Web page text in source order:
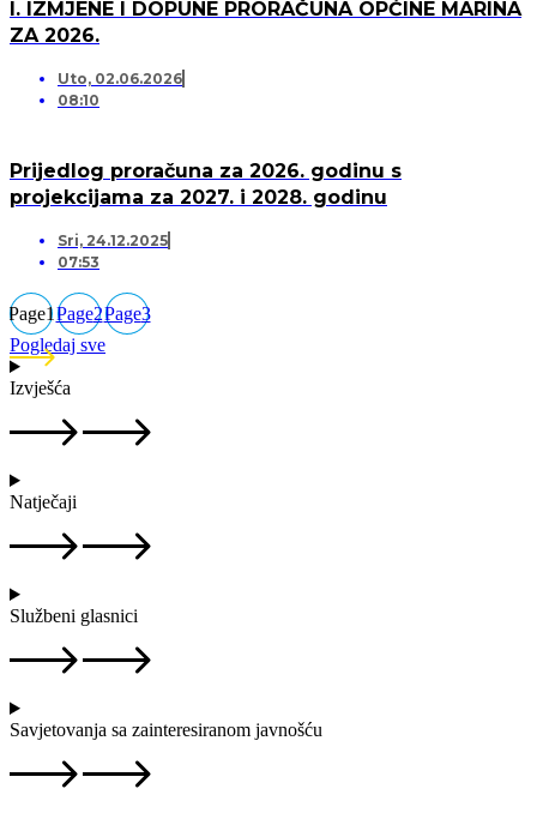
I. IZMJENE I DOPUNE PRORAČUNA OPĆINE MARINA
ZA 2026.
Uto, 02.06.2026
08:10
Prijedlog proračuna za 2026. godinu s
projekcijama za 2027. i 2028. godinu
Sri, 24.12.2025
07:53
Page1Page2Page3
Pogledaj sve
Izvješća
Natječaji
Službeni glasnici
Savjetovanja sa zainteresiranom javnošću